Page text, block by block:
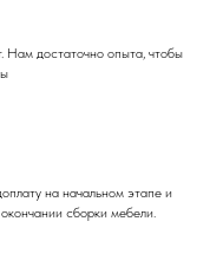
Нам достаточно опыта, чтобы
на начальном этапе и
сборки мебели.